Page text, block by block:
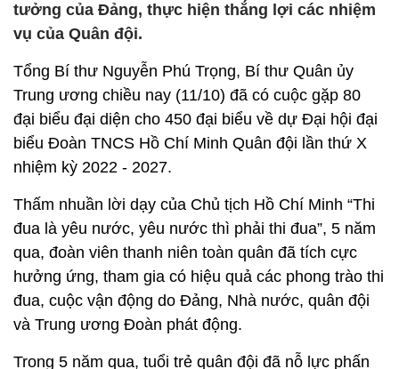
tưởng của Đảng, thực hiện thắng lợi các nhiệm
vụ của Quân đội.
Tổng Bí thư Nguyễn Phú Trọng, Bí thư Quân ủy
Trung ương chiều nay (11/10) đã có cuộc gặp 80
đại biểu đại diện cho 450 đại biểu về dự Đại hội đại
biểu Đoàn TNCS Hồ Chí Minh Quân đội lần thứ X
nhiệm kỳ 2022 - 2027.
Thấm nhuần lời dạy của Chủ tịch Hồ Chí Minh “Thi
đua là yêu nước, yêu nước thì phải thi đua”, 5 năm
qua, đoàn viên thanh niên toàn quân đã tích cực
hưởng ứng, tham gia có hiệu quả các phong trào thi
đua, cuộc vận động do Đảng, Nhà nước, quân đội
và Trung ương Đoàn phát động.
Trong 5 năm qua, tuổi trẻ quân đội đã nỗ lực phấn